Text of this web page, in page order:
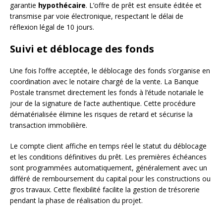
garantie hypothécaire. L’offre de prêt est ensuite éditée et
transmise par voie électronique, respectant le délai de
réflexion légal de 10 jours.
Suivi et déblocage des fonds
Une fois l’offre acceptée, le déblocage des fonds s’organise en
coordination avec le notaire chargé de la vente. La Banque
Postale transmet directement les fonds à l’étude notariale le
jour de la signature de l’acte authentique. Cette procédure
dématérialisée élimine les risques de retard et sécurise la
transaction immobilière.
Le compte client affiche en temps réel le statut du déblocage
et les conditions définitives du prêt. Les premières échéances
sont programmées automatiquement, généralement avec un
différé de remboursement du capital pour les constructions ou
gros travaux. Cette flexibilité facilite la gestion de trésorerie
pendant la phase de réalisation du projet.